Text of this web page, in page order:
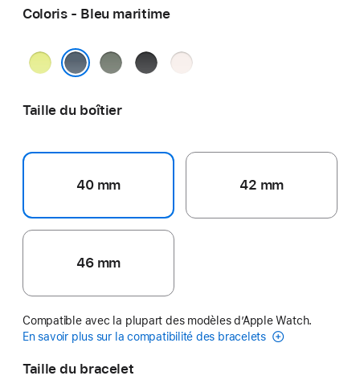
Coloris - Bleu maritime
Jaune
Gris
Noir
Rose
Taille du boîtier
40 mm 42 mm
46 mm
Compatible avec la plupart des modèles d’Apple Watch.
En savoir plus sur la compatibilité des bracelets
Taille du bracelet